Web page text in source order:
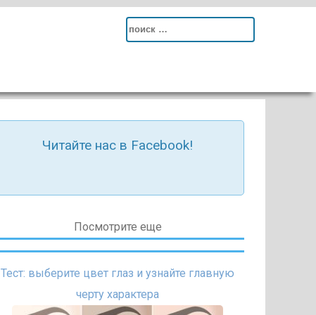
Search
Читайте нас в Facebook!
Посмотрите еще
Тест: выберите цвет глаз и узнайте главную
черту характера